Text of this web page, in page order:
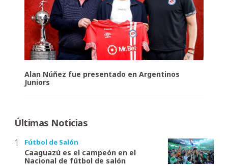
Alan Núñez fue presentado en Argentinos
Juniors
Últimas Noticias
Fútbol de Salón
Caaguazú es el campeón en el
Nacional de fútbol de salón